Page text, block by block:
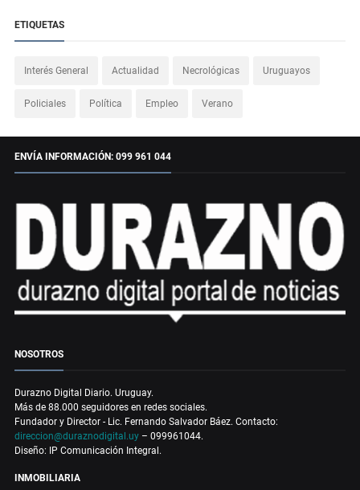
ETIQUETAS
Interés General Actualidad Necrológicas Uruguayos
Policiales Política Empleo Verano
ENVÍA INFORMACIÓN: 099 961 044
NOSOTROS
Durazno Digital Diario. Uruguay.
Más de 88.000 seguidores en redes sociales.
Fundador y Director - Lic. Fernando Salvador Báez. Contacto:
direccion@duraznodigital.uy – 099961044.
Diseño: IP Comunicación Integral.
INMOBILIARIA